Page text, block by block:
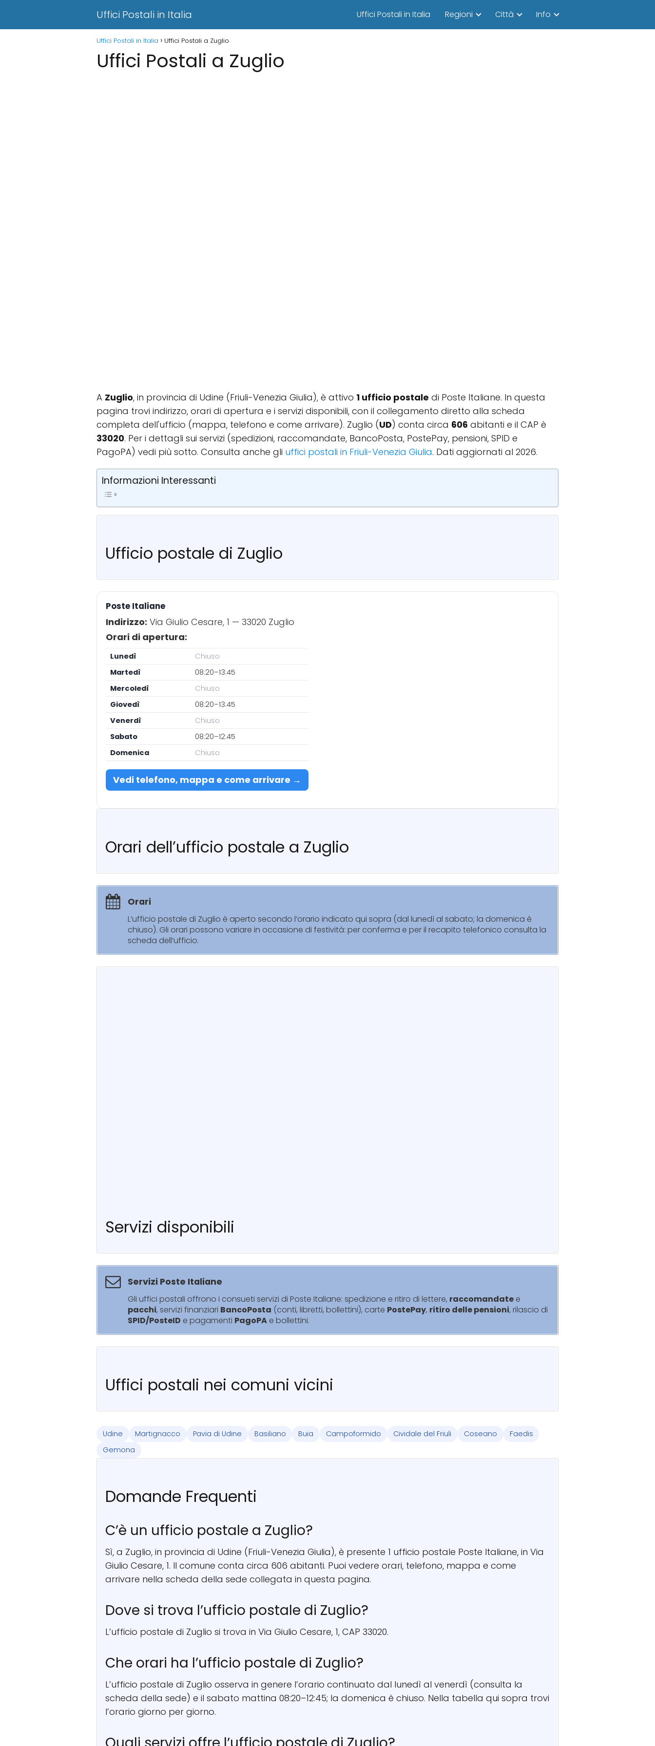
Uffici Postali in Italia Uffici Postali in Italia Regioni Città Info
Uffici Postali in Italia Uffici Postali a Zuglio
Uffici Postali a Zuglio
A Zuglio, in provincia di Udine (Friuli-Venezia Giulia), è attivo 1 ufficio postale di Poste Italiane. In questa
pagina trovi indirizzo, orari di apertura e i servizi disponibili, con il collegamento diretto alla scheda
completa dell'ufficio (mappa, telefono e come arrivare). Zuglio (UD) conta circa 606 abitanti e il CAP è
33020. Per i dettagli sui servizi (spedizioni, raccomandate, BancoPosta, PostePay, pensioni, SPID e
PagoPA) vedi più sotto. Consulta anche gli uffici postali in Friuli-Venezia Giulia. Dati aggiornati al 2026.
Informazioni Interessanti
Ufficio postale di Zuglio
Poste Italiane
Indirizzo: Via Giulio Cesare, 1 — 33020 Zuglio
Orari di apertura:
Lunedì
Chiuso
Martedì
08:20–13:45
Mercoledì
Chiuso
Giovedì
08:20–13:45
Venerdì
Chiuso
Sabato
08:20–12:45
Domenica
Chiuso
Vedi telefono, mappa e come arrivare →
Orari dell’ufficio postale a Zuglio
Orari
L’ufficio postale di Zuglio è aperto secondo l’orario indicato qui sopra (dal lunedì al sabato; la domenica è
chiuso). Gli orari possono variare in occasione di festività: per conferma e per il recapito telefonico consulta la
scheda dell’ufficio.
Servizi disponibili
Servizi Poste Italiane
Gli uffici postali offrono i consueti servizi di Poste Italiane: spedizione e ritiro di lettere, raccomandate e
pacchi, servizi finanziari BancoPosta (conti, libretti, bollettini), carte PostePay, ritiro delle pensioni, rilascio di
SPID/PosteID e pagamenti PagoPA e bollettini.
Uffici postali nei comuni vicini
Udine Martignacco Pavia di Udine Basiliano Buia Campoformido Cividale del Friuli Coseano
Faedis
Gemona
Domande Frequenti
C’è un ufficio postale a Zuglio?
Sì, a Zuglio, in provincia di Udine (Friuli-Venezia Giulia), è presente 1 ufficio postale Poste Italiane, in Via
Giulio Cesare, 1. Il comune conta circa 606 abitanti. Puoi vedere orari, telefono, mappa e come
arrivare nella scheda della sede collegata in questa pagina.
Dove si trova l’ufficio postale di Zuglio?
L’ufficio postale di Zuglio si trova in Via Giulio Cesare, 1, CAP 33020.
Che orari ha l’ufficio postale di Zuglio?
L’ufficio postale di Zuglio osserva in genere l’orario continuato dal lunedì al venerdì (consulta la
scheda della sede) e il sabato mattina 08:20–12:45; la domenica è chiuso. Nella tabella qui sopra trovi
l’orario giorno per giorno.